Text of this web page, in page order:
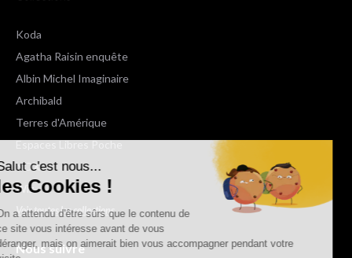
Salut c'est nous...
les Cookies !
On a attendu d'être sûrs que le contenu de
ce site vous intéresse avant de vous
déranger, mais on aimerait bien vous accompagner pendant votre
Koda
Agatha Raisin enquête
Albin Michel Imaginaire
Archibald
Terres d'Amérique
Espaces Libres Poche
NOX
Wiz
Voir toutes les collections
Nous suivre